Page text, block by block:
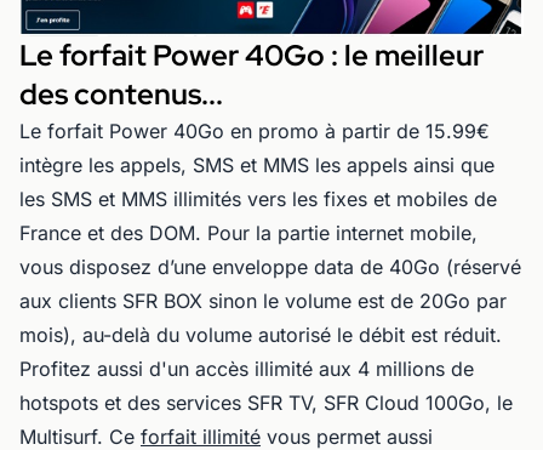
Le forfait Power 40Go : le meilleur
des contenus...
Le forfait Power 40Go en promo à partir de 15.99€
intègre les appels, SMS et MMS les appels ainsi que
les SMS et MMS illimités vers les fixes et mobiles de
France et des DOM. Pour la partie internet mobile,
vous disposez d’une enveloppe data de 40Go (réservé
aux clients SFR BOX sinon le volume est de 20Go par
mois), au-delà du volume autorisé le débit est réduit.
Profitez aussi d'un accès illimité aux 4 millions de
hotspots et des services SFR TV, SFR Cloud 100Go, le
Multisurf. Ce forfait illimité vous permet aussi